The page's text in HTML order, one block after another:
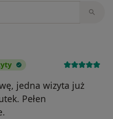
jedna wizyta już
Pełen